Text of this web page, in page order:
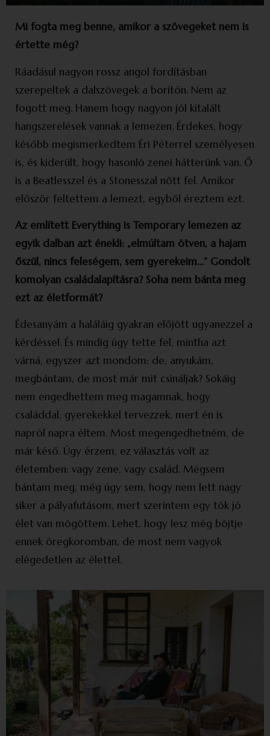
Mi fogta meg benne, amikor a szövegeket nem is
értette még?
Ráadásul nagyon rossz angol fordításban
szerepeltek a dalszövegek a borítón. Nem az
fogott meg. Hanem hogy nagyon jól kitalált
hangszerelések vannak a lemezen. Érdekes, hogy
később megismerkedtem Éri Péterrel személyesen
is, és kiderült, hogy hasonló zenei hátterünk van. Ő
is a Beatlesszel és a Stonesszal nőtt fel. Amikor
először feltettem a lemezt, egyből éreztem ezt.
Az említett Everything is Temporary lemezen az
egyik dalban azt énekli: „elmúltam ötven, a hajam
őszül, nincs feleségem, sem gyerekeim…” Gondolt
komolyan család­alapításra? Soha nem bánta meg
ezt az életformát?
Édesanyám a haláláig gyakran előjött ugyanezzel a
kérdéssel. És mindig úgy tette fel, mintha azt
várná, egyszer azt mondom: de, anyukám,
megbántam, de most már mit csináljak? Sokáig
nem engedhettem meg magamnak, hogy
családdal, gyerekekkel tervezzek, mert én is
napról napra éltem. Most megengedhetném, de
már késő. Úgy érzem, ez választás volt az
életemben: vagy zene, vagy család. Mégsem
bántam meg, még úgy sem, hogy nem lett nagy
siker a pálya­futásom, mert szerintem egy tök jó
élet van mögöttem. Lehet, hogy lesz még böjtje
ennek öregkoromban, de most nem vagyok
elégedetlen az élettel.